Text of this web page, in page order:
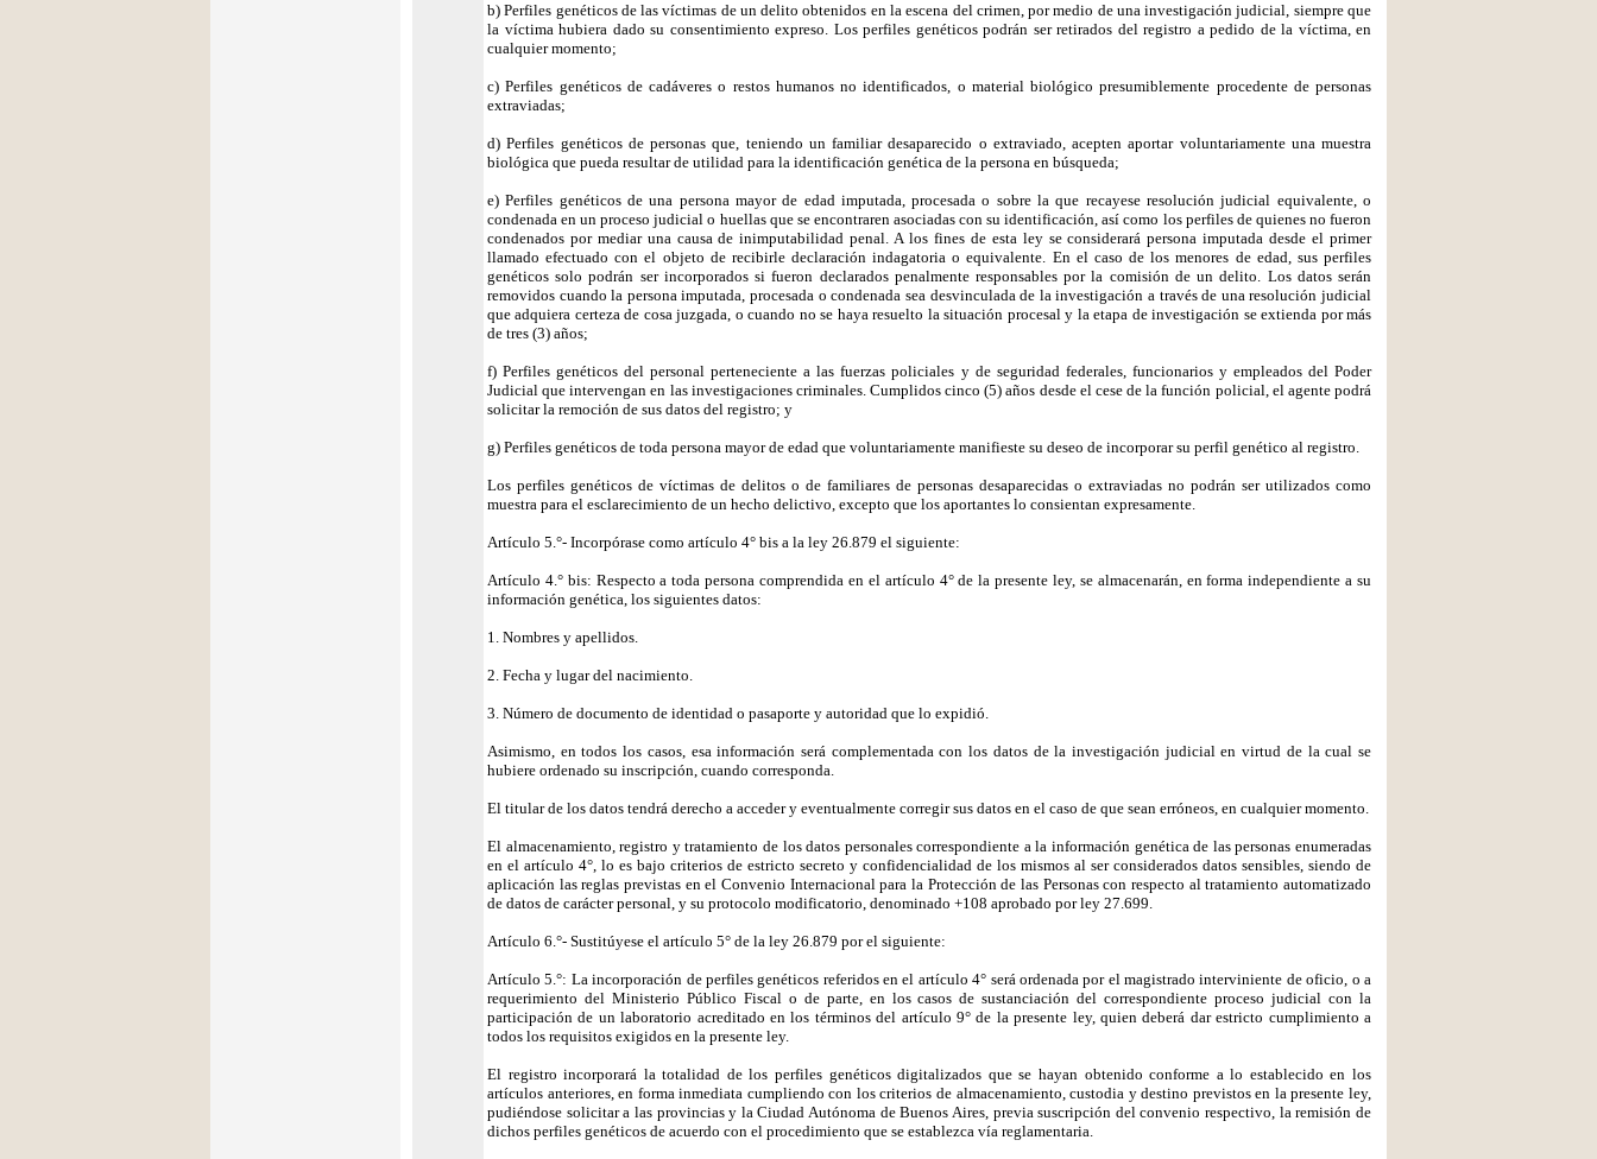
b) Perfiles genéticos de las víctimas de un delito obtenidos en la escena del crimen, por medio de una investigación judicial, siempre que
la víctima hubiera dado su consentimiento expreso. Los perfiles genéticos podrán ser retirados del registro a pedido de la víctima, en
cualquier momento;
c) Perfiles genéticos de cadáveres o restos humanos no identificados, o material biológico presumiblemente procedente de personas
extraviadas;
d) Perfiles genéticos de personas que, teniendo un familiar desaparecido o extraviado, acepten aportar voluntariamente una muestra
biológica que pueda resultar de utilidad para la identificación genética de la persona en búsqueda;
e) Perfiles genéticos de una persona mayor de edad imputada, procesada o sobre la que recayese resolución judicial equivalente, o
condenada en un proceso judicial o huellas que se encontraren asociadas con su identificación, así como los perfiles de quienes no fueron
condenados por mediar una causa de inimputabilidad penal. A los fines de esta ley se considerará persona imputada desde el primer
llamado efectuado con el objeto de recibirle declaración indagatoria o equivalente. En el caso de los menores de edad, sus perfiles
genéticos solo podrán ser incorporados si fueron declarados penalmente responsables por la comisión de un delito. Los datos serán
removidos cuando la persona imputada, procesada o condenada sea desvinculada de la investigación a través de una resolución judicial
que adquiera certeza de cosa juzgada, o cuando no se haya resuelto la situación procesal y la etapa de investigación se extienda por más
de tres (3) años;
f) Perfiles genéticos del personal perteneciente a las fuerzas policiales y de seguridad federales, funcionarios y empleados del Poder
Judicial que intervengan en las investigaciones criminales. Cumplidos cinco (5) años desde el cese de la función policial, el agente podrá
solicitar la remoción de sus datos del registro; y
g) Perfiles genéticos de toda persona mayor de edad que voluntariamente manifieste su deseo de incorporar su perfil genético al registro.
Los perfiles genéticos de víctimas de delitos o de familiares de personas desaparecidas o extraviadas no podrán ser utilizados como
muestra para el esclarecimiento de un hecho delictivo, excepto que los aportantes lo consientan expresamente.
Artículo 5.°- Incorpórase como artículo 4° bis a la ley 26.879 el siguiente:
Artículo 4.° bis: Respecto a toda persona comprendida en el artículo 4° de la presente ley, se almacenarán, en forma independiente a su
información genética, los siguientes datos:
1. Nombres y apellidos.
2. Fecha y lugar del nacimiento.
3. Número de documento de identidad o pasaporte y autoridad que lo expidió.
Asimismo, en todos los casos, esa información será complementada con los datos de la investigación judicial en virtud de la cual se
hubiere ordenado su inscripción, cuando corresponda.
El titular de los datos tendrá derecho a acceder y eventualmente corregir sus datos en el caso de que sean erróneos, en cualquier momento.
El almacenamiento, registro y tratamiento de los datos personales correspondiente a la información genética de las personas enumeradas
en el artículo 4°, lo es bajo criterios de estricto secreto y confidencialidad de los mismos al ser considerados datos sensibles, siendo de
aplicación las reglas previstas en el Convenio Internacional para la Protección de las Personas con respecto al tratamiento automatizado
de datos de carácter personal, y su protocolo modificatorio, denominado +108 aprobado por ley 27.699.
Artículo 6.°- Sustitúyese el artículo 5° de la ley 26.879 por el siguiente:
Artículo 5.°: La incorporación de perfiles genéticos referidos en el artículo 4° será ordenada por el magistrado interviniente de oficio, o a
requerimiento del Ministerio Público Fiscal o de parte, en los casos de sustanciación del correspondiente proceso judicial con la
participación de un laboratorio acreditado en los términos del artículo 9° de la presente ley, quien deberá dar estricto cumplimiento a
todos los requisitos exigidos en la presente ley.
El registro incorporará la totalidad de los perfiles genéticos digitalizados que se hayan obtenido conforme a lo establecido en los
artículos anteriores, en forma inmediata cumpliendo con los criterios de almacenamiento, custodia y destino previstos en la presente ley,
pudiéndose solicitar a las provincias y la Ciudad Autónoma de Buenos Aires, previa suscripción del convenio respectivo, la remisión de
dichos perfiles genéticos de acuerdo con el procedimiento que se establezca vía reglamentaria.